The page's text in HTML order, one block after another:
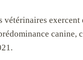
vétérinaires exercent
canine,